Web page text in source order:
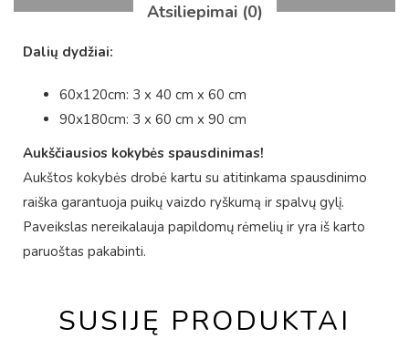
Atsiliepimai (0)
Dalių dydžiai:
60x120cm: 3 x 40 cm x 60 cm
90x180cm: 3 x 60 cm x 90 cm
Aukščiausios kokybės spausdinimas!
Aukštos kokybės drobė kartu su atitinkama spausdinimo
raiška garantuoja puikų vaizdo ryškumą ir spalvų gylį.
Paveikslas nereikalauja papildomų rėmelių ir yra iš karto
paruoštas pakabinti.
SUSIJĘ PRODUKTAI